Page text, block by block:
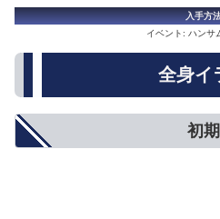
入手方
イベント: ハンサ
全身イ
初期